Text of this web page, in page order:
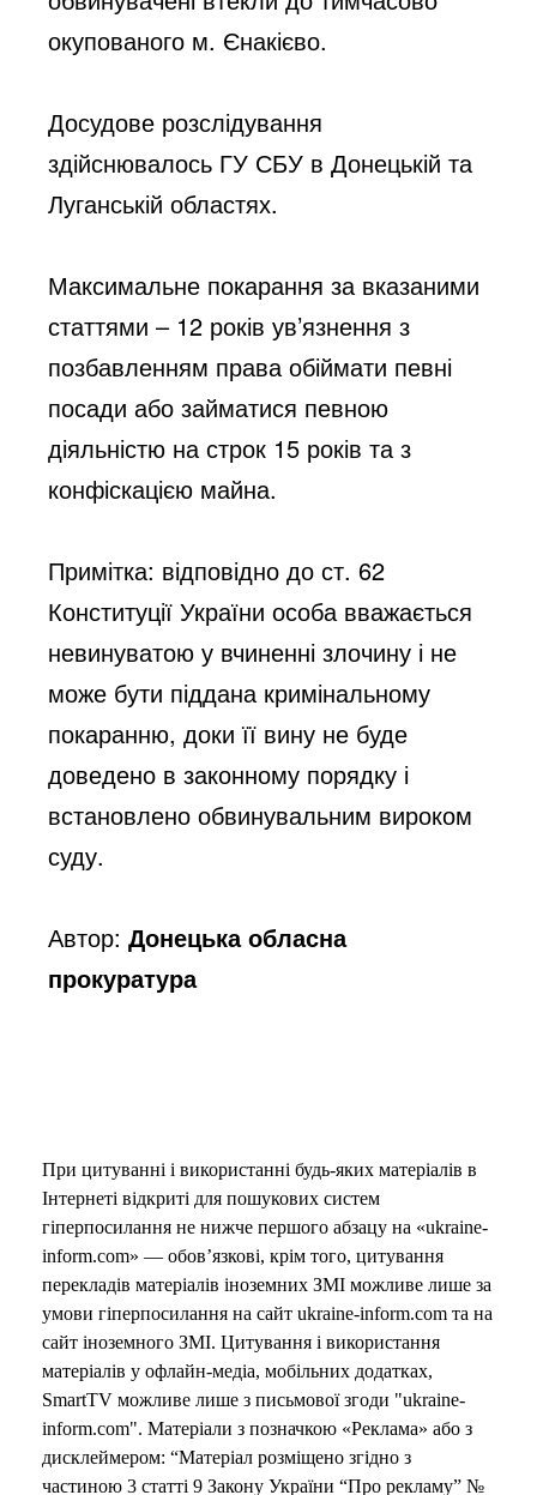
окупованого м. Єнакієво.
Досудове розслідування
здійснювалось ГУ СБУ в Донецькій та
Луганській областях.
Максимальне покарання за вказаними
статтями – 12 років ув’язнення з
позбавленням права обіймати певні
посади або займатися певною
діяльністю на строк 15 років та з
конфіскацією майна.
Примітка: відповідно до ст. 62
Конституції України особа вважається
невинуватою у вчиненні злочину і не
може бути піддана кримінальному
покаранню, доки її вину не буде
доведено в законному порядку і
встановлено обвинувальним вироком
суду.
Автор:Донецька обласна
прокуратура
При цитуванні і використанні будь-яких матеріалів в
Інтернеті відкриті для пошукових систем
гіперпосилання не нижче першого абзацу на «ukraine-
inform.com» — обов’язкові, крім того, цитування
перекладів матеріалів іноземних ЗМІ можливе лише за
умови гіперпосилання на сайт ukraine-inform.com та на
сайт іноземного ЗМІ. Цитування і використання
матеріалів у офлайн-медіа, мобільних додатках,
SmartTV можливе лише з письмової згоди "ukraine-
inform.com". Матеріали з позначкою «Реклама» або з
дисклеймером: “Матеріал розміщено згідно з
частиною 3 статті 9 Закону України “Про рекламу” №